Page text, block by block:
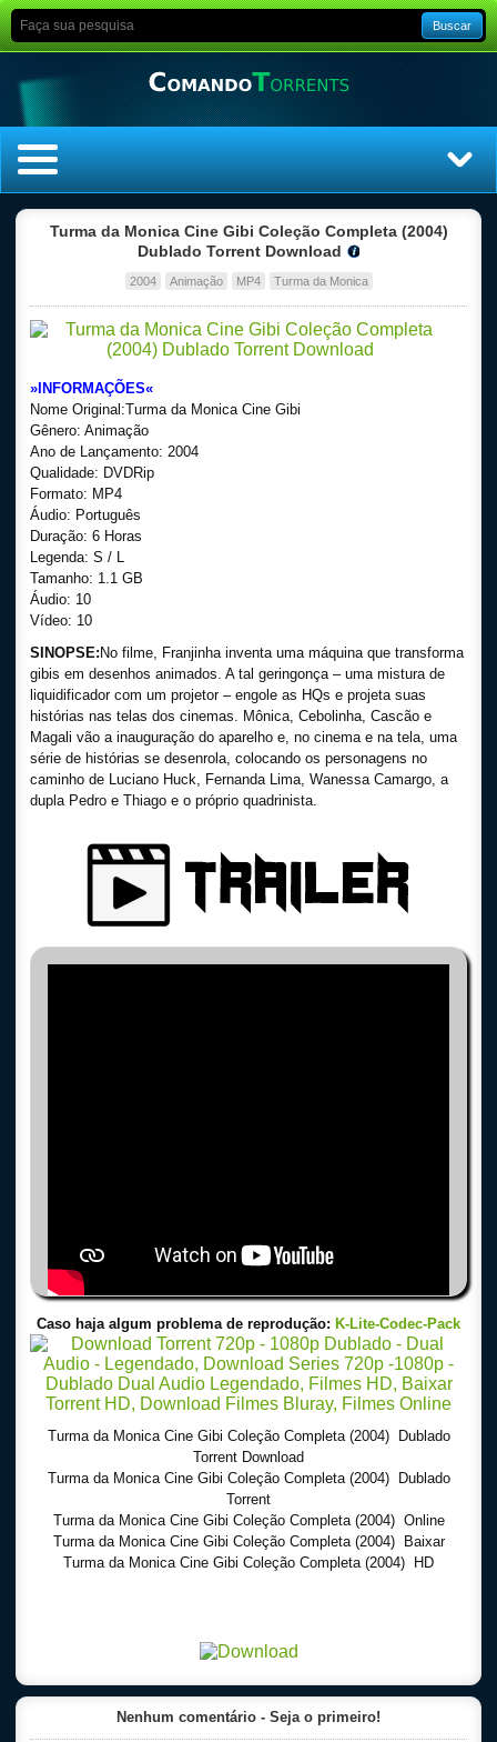
Buscar
Top Séries
Turma da Monica Cine Gibi Coleção Completa (2004)
Dublado Torrent Download
2004 Animação MP4 Turma da Monica
»INFORMAÇÕES«
Nome Original:Turma da Monica Cine Gibi
Gênero: Animação
Ano de Lançamento: 2004
Qualidade: DVDRip
Formato: MP4
Áudio: Português
Duração: 6 Horas
Legenda: S / L
Tamanho: 1.1 GB
Áudio: 10
Vídeo: 10
SINOPSE: No filme, Franjinha inventa uma máquina que transforma
gibis em desenhos animados. A tal geringonça – uma mistura de
liquidificador com um projetor – engole as HQs e projeta suas
histórias nas telas dos cinemas. Mônica, Cebolinha, Cascão e
Magali vão a inauguração do aparelho e, no cinema e na tela, uma
série de histórias se desenrola, colocando os personagens no
caminho de Luciano Huck, Fernanda Lima, Wanessa Camargo, a
dupla Pedro e Thiago e o próprio quadrinista.
Caso haja algum problema de reprodução: K-Lite-Codec-Pack
Turma da Monica Cine Gibi Coleção Completa (2004) Dublado
Torrent Download
Turma da Monica Cine Gibi Coleção Completa (2004) Dublado
Torrent
Turma da Monica Cine Gibi Coleção Completa (2004) Online
Turma da Monica Cine Gibi Coleção Completa (2004) Baixar
Turma da Monica Cine Gibi Coleção Completa (2004) HD
Nenhum comentário - Seja o primeiro!